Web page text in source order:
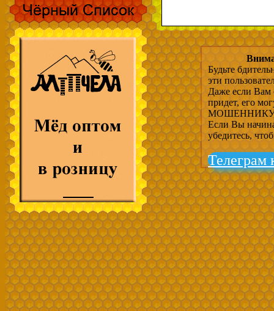
Будьте
эти
Даже если Вам
придет, его
МОШЕННИКУ,
Если Вы
убедитесь,
Телеграм